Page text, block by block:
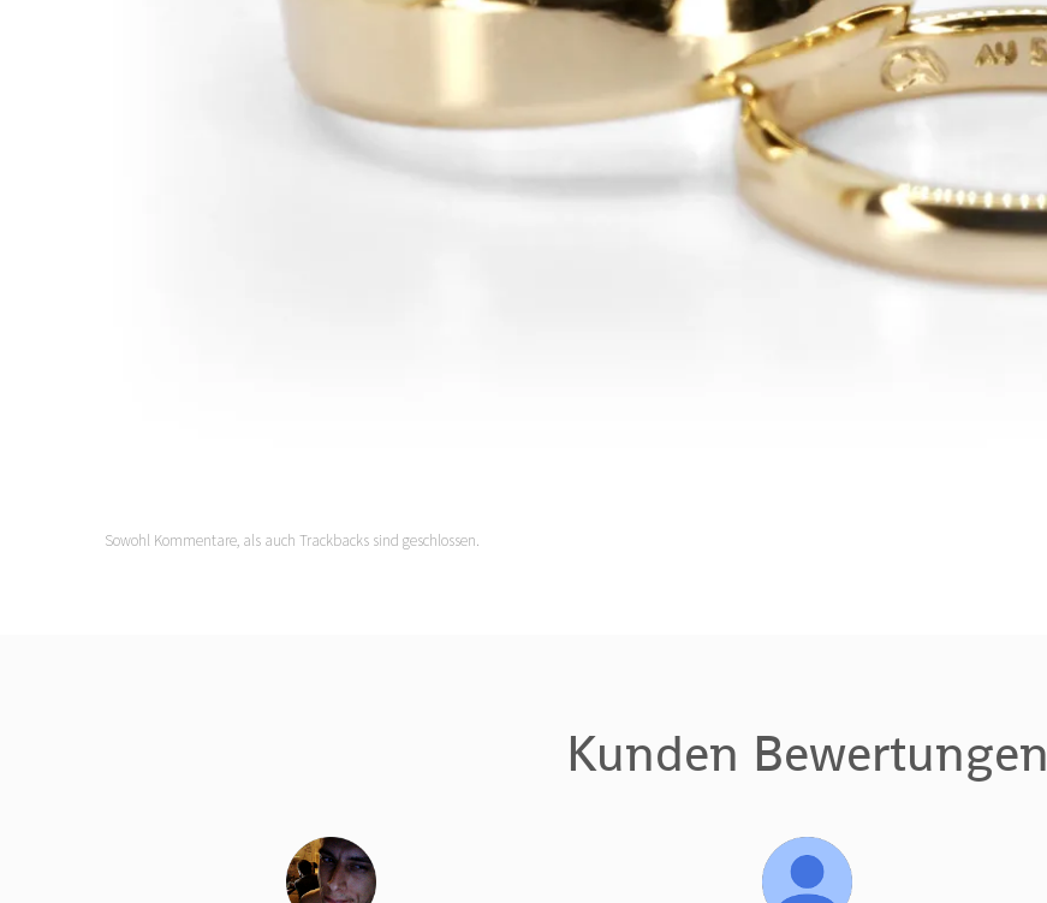
Sowohl Kommentare, als auch Trackbacks sind geschlossen.
Kunden Bewertungen